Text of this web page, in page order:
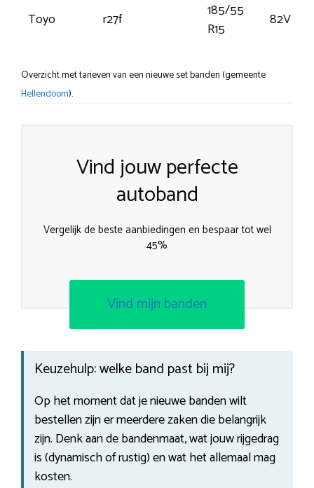
Toyo r27f
185/55
R15
82V
Overzicht met tarieven van een nieuwe set banden (gemeente
Hellendoorn).
Vind jouw perfecte
autoband
Vergelijk de beste aanbiedingen en bespaar tot wel
45%
Vind mijn banden
Keuzehulp: welke band past bij mij?
Op het moment dat je nieuwe banden wilt
bestellen zijn er meerdere zaken die belangrijk
zijn. Denk aan de bandenmaat, wat jouw rijgedrag
is (dynamisch of rustig) en wat het allemaal mag
kosten.